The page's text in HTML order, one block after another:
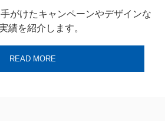
手がけたキャンペーンやデザインな
績を紹介します。
READ MORE